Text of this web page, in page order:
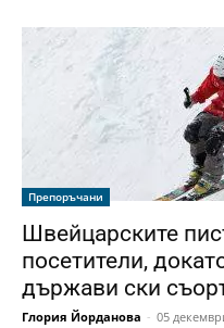
Препоръчани
Швейцарските
посетители,
държави ски
Глория Йорданова - 05